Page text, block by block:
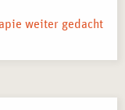
weiter gedacht